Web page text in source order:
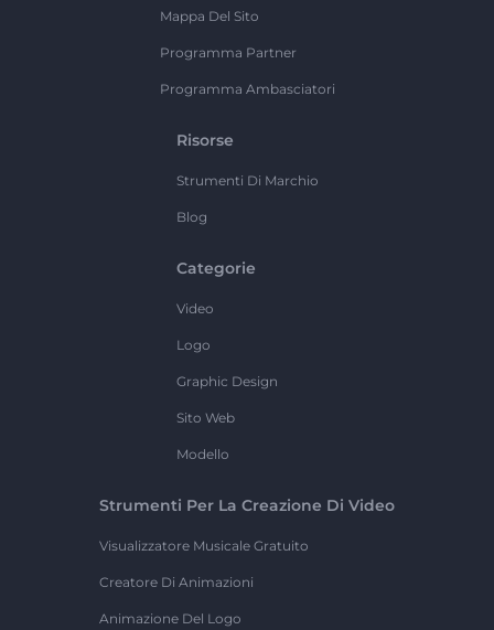
Mappa Del Sito
Programma Partner
Programma Ambasciatori
Risorse
Strumenti Di Marchio
Blog
Categorie
Video
Logo
Graphic Design
Sito Web
Modello
Strumenti Per La Creazione Di Video
Visualizzatore Musicale Gratuito
Creatore Di Animazioni
Animazione Del Logo